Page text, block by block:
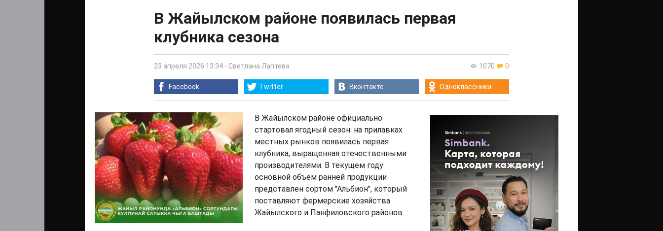
В Жайылском районе появилась первая
клубника сезона
1070 0
23 апреля 2026 13:34 - Светлана Лаптева
Facebook Twitter Вконтакте Одноклассники
В Жайылском районе официально
стартовал ягодный сезон: на прилавках
местных рынков появилась первая
клубника, выращенная отечественными
производителями. В текущем году
основной объем ранней продукции
представлен сортом "Альбион", который
поставляют фермерские хозяйства
Жайылского и Панфиловского районов.